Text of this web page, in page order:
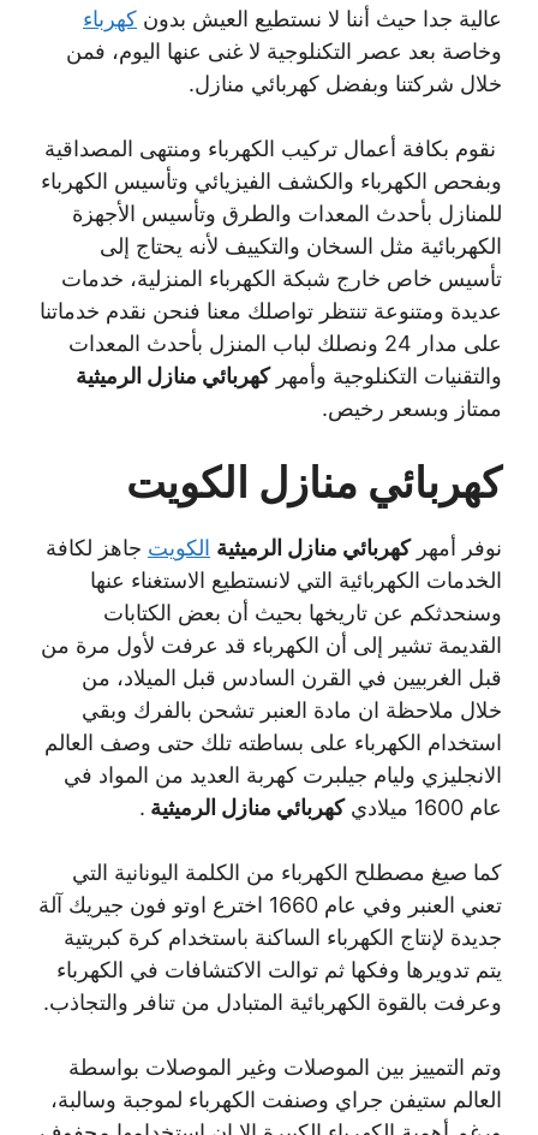
عالية جدا حيث أننا لا نستطيع العيش بدون كهرباء
وخاصة بعد عصر التكنلوجية لا غنى عنها اليوم، فمن
خلال شركتنا وبفضل كهربائي منازل.
نقوم بكافة أعمال تركيب الكهرباء ومنتهى المصداقية
وبفحص الكهرباء والكشف الفيزيائي وتأسيس الكهرباء
للمنازل بأحدث المعدات والطرق وتأسيس الأجهزة
الكهربائية مثل السخان والتكييف لأنه يحتاج إلى
تأسيس خاص خارج شبكة الكهرباء المنزلية، خدمات
عديدة ومتنوعة تنتظر تواصلك معنا فنحن نقدم خدماتنا
على مدار 24 ونصلك لباب المنزل بأحدث المعدات
والتقنيات التكنلوجية وأمهركهربائي منازل الرميثية
ممتاز وبسعر رخيص.
كهربائي منازل الكويت
نوفر أمهركهربائي منازل الرميثية الكويت جاهز لكافة
الخدمات الكهربائية التي لانستطيع الاستغناء عنها
وسنحدثكم عن تاريخها بحيث أن بعض الكتابات
القديمة تشير إلى أن الكهرباء قد عرفت لأول مرة من
قبل الغربيين في القرن السادس قبل الميلاد، من
خلال ملاحظة ان مادة العنبر تشحن بالفرك وبقي
استخدام الكهرباء على بساطته تلك حتى وصف العالم
الانجليزي وليام جيلبرت كهربة العديد من المواد في
عام 1600 ميلادي
كهربائي منازل الرميثية .
كما صيغ مصطلح الكهرباء من الكلمة اليونانية التي
تعني العنبر وفي عام 1660 اخترع اوتو فون جيريك آلة
جديدة لإنتاج الكهرباء الساكنة باستخدام كرة كبريتية
يتم تدويرها وفكها ثم توالت الاكتشافات في الكهرباء
وعرفت بالقوة الكهربائية المتبادل من تنافر والتجاذب.
وتم التمييز بين الموصلات وغير الموصلات بواسطة
العالم ستيفن جراي وصنفت الكهرباء لموجبة وسالبة،